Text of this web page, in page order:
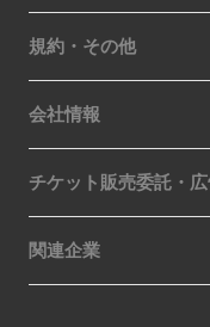
規約・その他
会社情報
チケット販売委託・
関連企業